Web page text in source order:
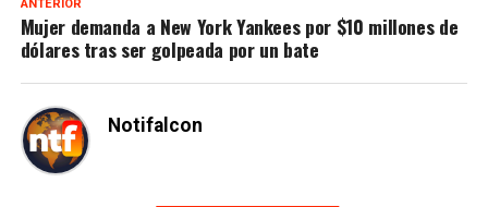
ANTERIOR
Mujer demanda a New York Yankees por $10 millones de
dólares tras ser golpeada por un bate
Notifalcon